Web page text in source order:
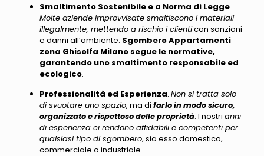
Smaltimento Sostenibile e a Norma di Legge.
Molte aziende improvvisate smaltiscono i materiali
illegalmente, mettendo a rischio i clienticon sanzioni
e danni all’ambiente. Sgombero Appartamenti
zona Ghisolfa Milano segue le normative,
garantendo uno smaltimento responsabile ed
ecologico.
Professionalità ed Esperienza. Non si tratta solo
di svuotare uno spazio, ma di farlo in modo sicuro,
organizzato e rispettoso delle proprietà. I nostri anni
di esperienza ci rendono affidabili e competenti per
qualsiasi tipo di sgombero, sia esso domestico,
commerciale o industriale.